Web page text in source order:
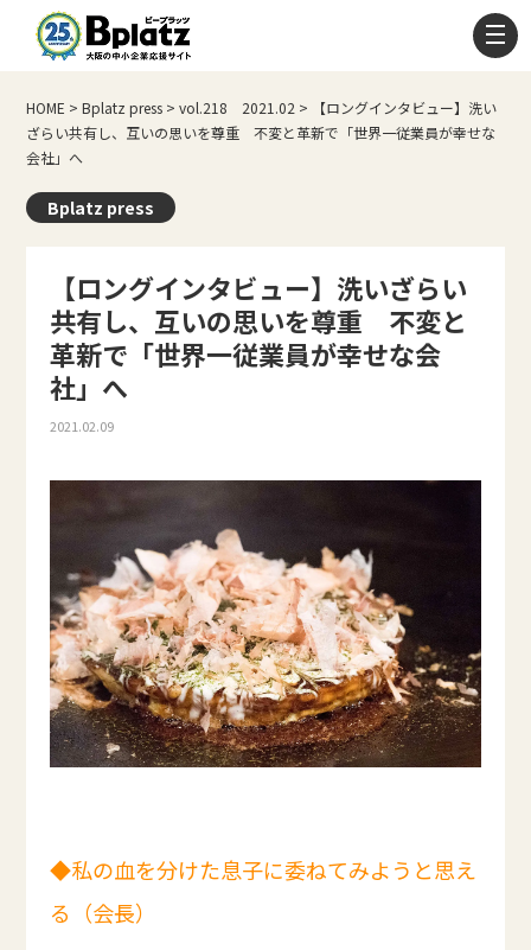
HOME >Bplatz press >vol.218 2021.02 >
【ロングインタビュー】洗い
ざらい共有し、互いの思いを尊重 不変と革新で「世界一従業員が幸せな
会社」へ
Bplatz press
【ロングインタビュー】洗いざらい
共有し、互いの思いを尊重 不変と
革新で「世界一従業員が幸せな会
社」へ
2021.02.09
◆私の血を分けた息子に委ねてみようと思え
る（会長）